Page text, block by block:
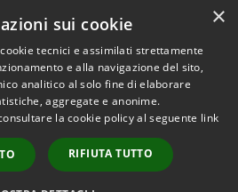
Copyright © 2026 • Comune di
Lastra a Signa • Powered by
Municipium•
Accesso
redazione
×
sui cookie
tecnici e assimilati strettamente
e alla navigazione del sito,
analitico al solo fine di elaborare
aggregate e anonime.
la cookie policy al seguente link
RIFIUTA TUTTO